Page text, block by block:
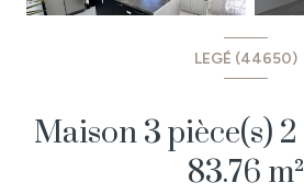
LEGÉ (44650)
Maison 3 pièce(s) 2 chambre(s)
83.76 m²